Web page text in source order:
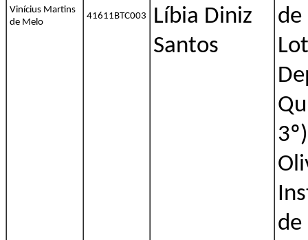
Vinícius Martins
de Melo
41611BTC003
Líbia Diniz
Santos
de
de